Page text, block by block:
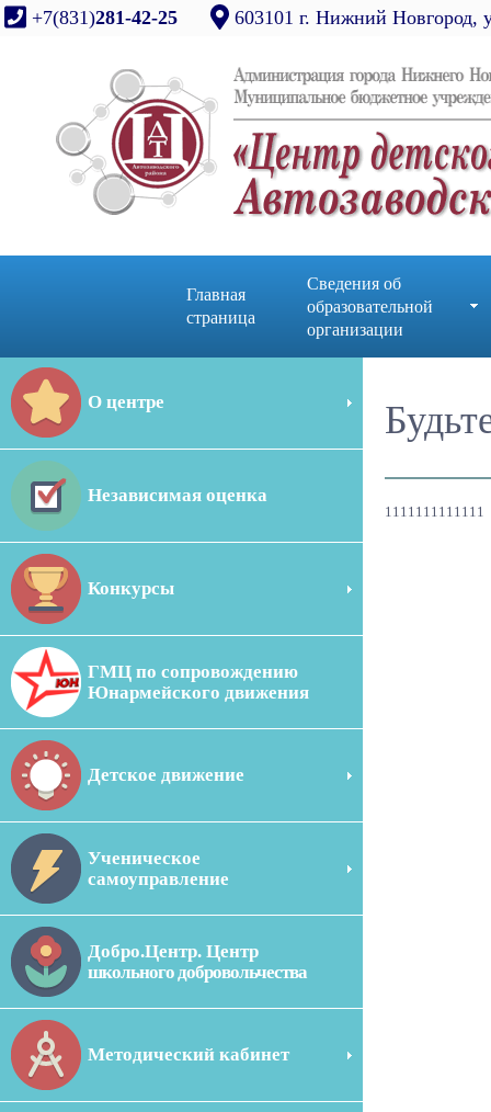
+7(831)281-42-25 603101 г. Нижний Новгород,
Главная
страница
Сведения об
образовательной
организации
О центре
Независимая оценка
Конкурсы
ГМЦ по сопровождению
Юнармейского движения
Детское движение
Ученическое
самоуправление
Добро.Центр. Центр
школьного добровольчества
Методический кабинет
1111111111111